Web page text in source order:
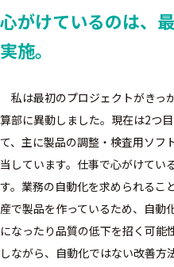
心がけているのは、
実施。
私は最初のプロジェクトがきっ
算部に異動しました。現在は2つ
て、主に製品の調整・検査用ソフ
当しています。仕事で心がけてい
す。業務の自動化を求められるこ
産で製品を作っているため、自動
になったり品質の低下を招く可能
しながら、自動化ではない改善方